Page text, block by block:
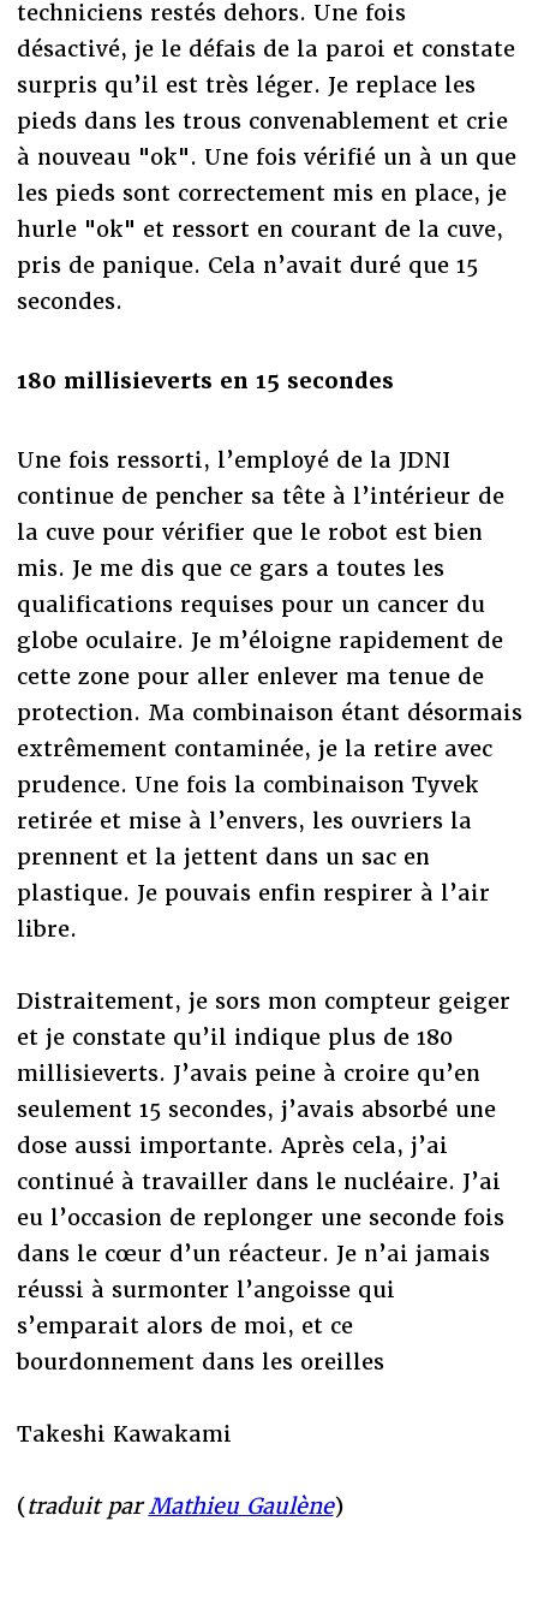
techniciens restés dehors. Une fois
désactivé, je le défais de la paroi et constate
surpris qu’il est très léger. Je replace les
pieds dans les trous convenablement et crie
à nouveau "ok". Une fois vérifié un à un que
les pieds sont correctement mis en place, je
hurle "ok" et ressort en courant de la cuve,
pris de panique. Cela n’avait duré que 15
secondes.
180 millisieverts en 15 secondes
Une fois ressorti, l’employé de la JDNI
continue de pencher sa tête à l’intérieur de
la cuve pour vérifier que le robot est bien
mis. Je me dis que ce gars a toutes les
qualifications requises pour un cancer du
globe oculaire. Je m’éloigne rapidement de
cette zone pour aller enlever ma tenue de
protection. Ma combinaison étant désormais
extrêmement contaminée, je la retire avec
prudence. Une fois la combinaison Tyvek
retirée et mise à l’envers, les ouvriers la
prennent et la jettent dans un sac en
plastique. Je pouvais enfin respirer à l’air
libre.
Distraitement, je sors mon compteur geiger
et je constate qu’il indique plus de 180
millisieverts. J’avais peine à croire qu’en
seulement 15 secondes, j’avais absorbé une
dose aussi importante. Après cela, j’ai
continué à travailler dans le nucléaire. J’ai
eu l’occasion de replonger une seconde fois
dans le cœur d’un réacteur. Je n’ai jamais
réussi à surmonter l’angoisse qui
s’emparait alors de moi, et ce
bourdonnement dans les oreilles
Takeshi Kawakami
(traduit parMathieu Gaulène)